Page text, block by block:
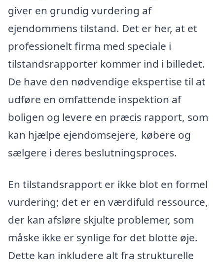
giver en grundig vurdering af
ejendommens tilstand. Det er her, at et
professionelt firma med speciale i
tilstandsrapporter kommer ind i billedet.
De have den nødvendige ekspertise til at
udføre en omfattende inspektion af
boligen og levere en præcis rapport, som
kan hjælpe ejendomsejere, købere og
sælgere i deres beslutningsproces.
En tilstandsrapport er ikke blot en formel
vurdering; det er en værdifuld ressource,
der kan afsløre skjulte problemer, som
måske ikke er synlige for det blotte øje.
Dette kan inkludere alt fra strukturelle